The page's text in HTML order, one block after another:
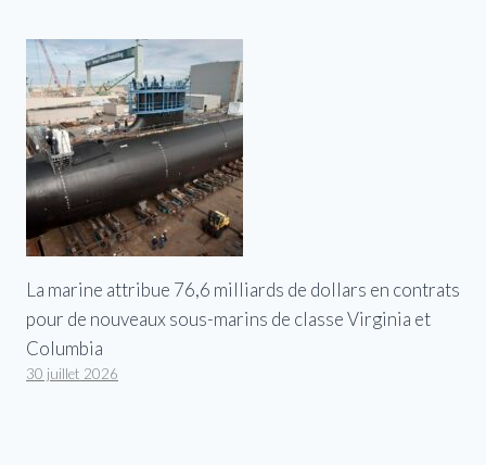
La marine attribue 76,6 milliards de dollars en contrats
pour de nouveaux sous-marins de classe Virginia et
Columbia
30 juillet 2026